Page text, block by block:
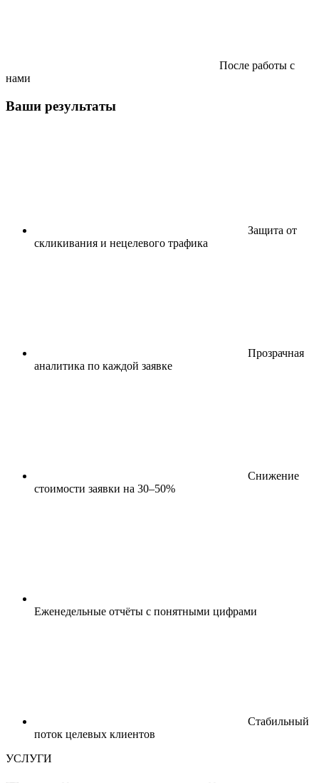
После работы с
нами
Ваши результаты
Защита от
скликивания и нецелевого трафика
Прозрачная
аналитика по каждой заявке
Снижение
стоимости заявки на 30–50%
Еженедельные отчёты с понятными цифрами
Стабильный
поток целевых клиентов
УСЛУГИ